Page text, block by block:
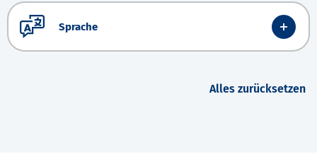
Sprache
Alles zurücksetzen